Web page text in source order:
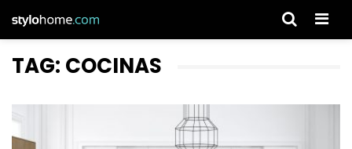
TAG: COCINAS